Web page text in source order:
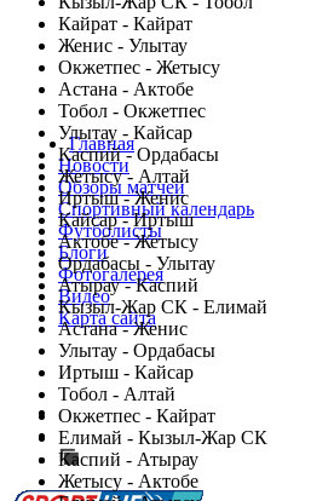
Кайрат - Кайрат
Женис - Улытау
Окжетпес - Жетысу
Астана - Актобе
Тобол - Окжетпес
Улытау - Кайсар
Каспий - Ордабасы
Жетысу - Алтай
Иртыш - Женис
Кайсар - Иртыш
Актобе - Жетысу
Ордабасы - Улытау
Атырау - Каспий
Кызыл-Жар СК - Елимай
Астана - Женис
Улытау - Ордабасы
Иртыш - Кайсар
Тобол - Алтай
Окжетпес - Кайрат
Елимай - Кызыл-Жар СК
Каспий - Атырау
Жетысу - Актобе
Главная
Новости
Обзоры матчей
Спортивный календарь
Футболисты
Блоги
Фотогалерея
Видео
Карта сайта
Есть идея?
Сообщить о мероприятии
Перейти на старый сайт